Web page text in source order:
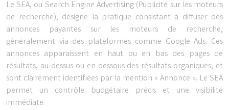
Le SEA, ou Search Engine Advertising (Publicité sur les moteurs
de recherche), désigne la pratique consistant à diffuser des
annonces payantes sur les moteurs de recherche,
généralement via des plateformes comme Google Ads. Ces
annonces apparaissent en haut ou en bas des pages de
résultats, au-dessus ou en dessous des résultats organiques, et
sont clairement identifiées par la mention « Annonce ». Le SEA
permet un contrôle budgétaire précis et une visibilité
immédiate.